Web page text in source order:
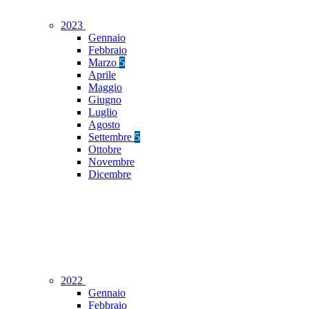
2023
Gennaio
Febbraio
Marzo 5
Aprile
Maggio
Giugno
Luglio
Agosto
Settembre 5
Ottobre
Novembre
Dicembre
2022
Gennaio
Febbraio